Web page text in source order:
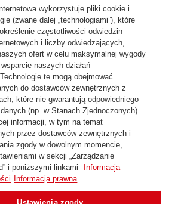
>
Wróć do listy tematów
Skontaktuj się z nami
i dokumenty do pobrania
danych i pliki cookies
wykorzystuje pliki cookie i
(zwane dalej „technologiami”), które
częstotliwości odwiedzin
i liczby odwiedzających,
ofert w celu maksymalnej wygody
naszych działań
te mogą obejmować
do dostawców zewnętrznych z
które nie gwarantują odpowiedniego
(np. w Stanach Zjednoczonych).
informacji, w tym na temat
przez dostawców zewnętrznych i
zgody w dowolnym momencie,
w sekcji „Zarządzanie
i poniższymi linkami
Informacja
Informacja prawna